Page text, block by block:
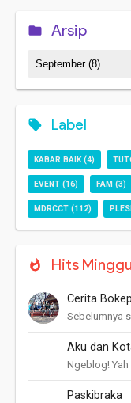
Arsip
Label
KABAR BAIK (4)
EVENT (16) FAM (3)
MDRCCT (112)
Hits
Cerita Bokep
Sebelumnya
agak saru,
maya!
Aku dan
Ngeblog!
Buat apa
warnet
Paskibraka